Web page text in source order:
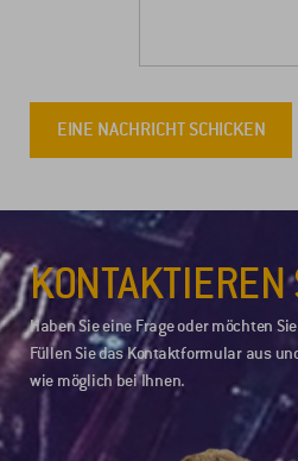
EINE NACHRICHT SCHICKEN
Haben Sie eine Frage oder möchten
Füllen Sie das Kontaktformular aus
wie möglich bei Ihnen.